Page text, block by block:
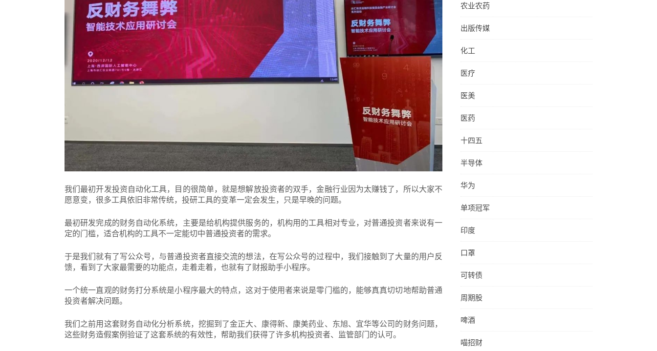
我们最初开发投资自动化工具，目的很简单，就是想解放投资者的双手，金融行业因为太赚钱了，所以大家不
愿意变，很多工具依旧非常传统，投研工具的变革一定会发生，只是早晚的问题。
最初研发完成的财务自动化系统，主要是给机构提供服务的，机构用的工具相对专业，对普通投资者来说有一
定的门槛，适合机构的工具不一定能切中普通投资者的需求。
于是我们就有了写公众号，与普通投资者直接交流的想法，在写公众号的过程中，我们接触到了大量的用户反
馈，看到了大家最需要的功能点，走着走着，也就有了财报助手小程序。
一个统一直观的财务打分系统是小程序最大的特点，这对于使用者来说是零门槛的，能够真真切切地帮助普通
投资者解决问题。
我们之前用这套财务自动化分析系统，挖掘到了金正大、康得新、康美药业、东旭、宜华等公司的财务问题，
这些财务造假案例验证了这套系统的有效性，帮助我们获得了许多机构投资者、监管部门的认可。
农业农药
出版传媒
化工
医疗
医美
医药
十四五
半导体
华为
单项冠军
印度
口罩
可转债
周期股
啤酒
喵招财